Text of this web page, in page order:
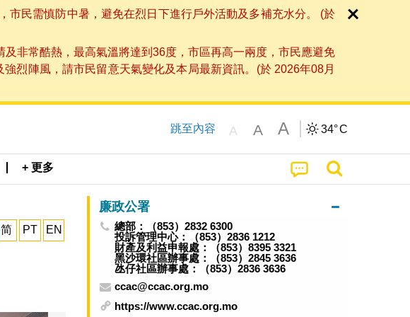
民需慎防中暑，避免在烈日下進行戶外活動及多補充水分。 (於
非常酷熱，最高氣溫將達到36度，市區再高一兩度，市民應避免
烈陣風，請市民留意天氣變化及本局最新資訊。(於 2026年08月
跳至內容 A A A 34°C
+ 更多
简 PT EN
廉政公署
總部：（853）2832 6300
投訴管理中心：（853）2836 1212
財產及利益申報處：（853）8395 3321
黑沙環社區辦事處：（853）2845 3636
氹仔社區辦事處：（853）2836 3636
ccac@ccac.org.mo
https://www.ccac.org.mo